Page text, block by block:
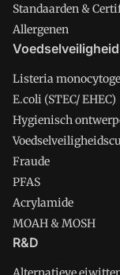
Standaarden &
Allergenen
Voedselveiligheid
Listeria
E.coli (STEC/ EHEC)
Hygienisch
Fraude
PFAS
Acrylamide
MOAH & MOSH
R&D